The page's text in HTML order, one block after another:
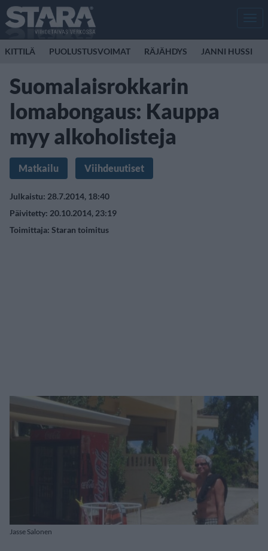
KITTILÄ PUOLUSTUSVOIMAT RÄJÄHDYS JANNI HUSSI
Suomalaisrokkarin
lomabongaus: Kauppa
myy alkoholisteja
Matkailu Viihdeuutiset
Julkaistu: 28.7.2014, 18:40
Päivitetty: 20.10.2014, 23:19
Toimittaja: Staran toimitus
Jasse Salonen